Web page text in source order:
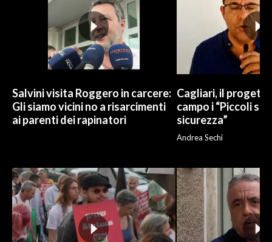
Salvini visita Roggero in carcere:
Gli siamo vicini no a risarcimenti
ai parenti dei rapinatori
Cagliari, il
campo i “Piccoli
sicurezza”
Andrea Sechi